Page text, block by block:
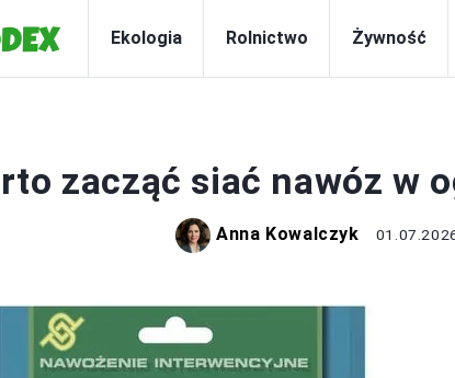
Ekologia Rolnictwo Żywność
zacząć siać nawóz w
Anna Kowalczyk